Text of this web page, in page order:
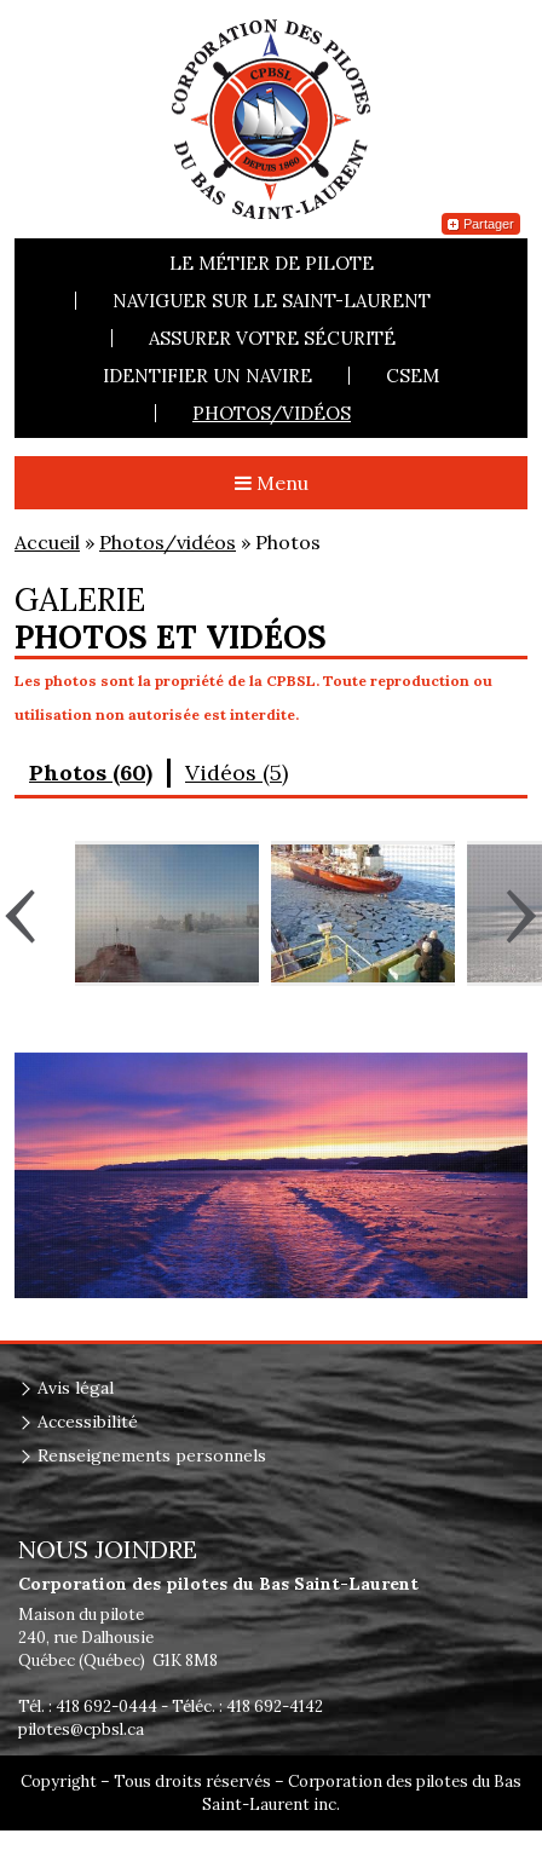
Partager
LE MÉTIER DE PILOTE
NAVIGUER SUR LE SAINT-LAURENT
ASSURER VOTRE SÉCURITÉ
IDENTIFIER UN NAVIRE
CSEM
PHOTOS/VIDÉOS
Menu
Accueil » Photos/vidéos » Photos
GALERIE
PHOTOS ET VIDÉOS
Les photos sont la propriété de la CPBSL. Toute reproduction ou
utilisation non autorisée est interdite.
Photos (60) Vidéos (5)
‹ ›
Avis légal
Accessibilité
Renseignements personnels
NOUS JOINDRE
Corporation des pilotes du Bas Saint-Laurent
Maison du pilote
240, rue Dalhousie
Québec (Québec) G1K 8M8
Tél. : 418 692-0444 - Téléc. : 418 692-4142
pilotes@cpbsl.ca
Copyright – Tous droits réservés – Corporation des pilotes du Bas
Saint-Laurent inc.